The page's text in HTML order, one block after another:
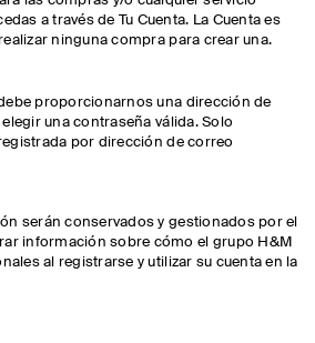
a través de Tu Cuenta. La Cuenta es
ninguna compra para crear una.
proporcionarnos una dirección de
una contraseña válida. Solo
por dirección de correo
serán conservados y gestionados por el
información sobre cómo el grupo H&M
al registrarse y utilizar su cuenta en la